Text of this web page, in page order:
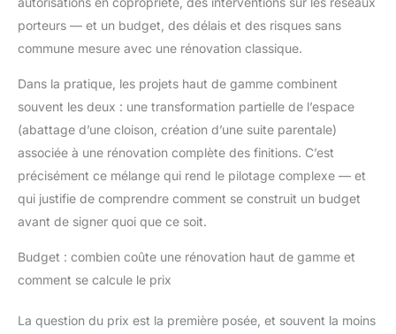
porteurs — et un budget, des délais et des risques sans
commune mesure avec une rénovation classique.
Dans la pratique, les projets haut de gamme combinent
souvent les deux : une transformation partielle de l’espace
(abattage d’une cloison, création d’une suite parentale)
associée à une rénovation complète des finitions. C’est
précisément ce mélange qui rend le pilotage complexe — et
qui justifie de comprendre comment se construit un budget
avant de signer quoi que ce soit.
Budget : combien coûte une rénovation haut de gamme et
comment se calcule le prix
La question du prix est la première posée, et souvent la moins